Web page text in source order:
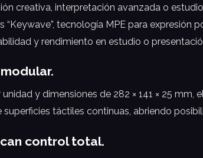
creativa, interpretación avanzada o
tecnología MPE para
y rendimiento en estudio o
y dimensiones de 282 × 141 × 25
táctiles continuas, abriendo
control total.